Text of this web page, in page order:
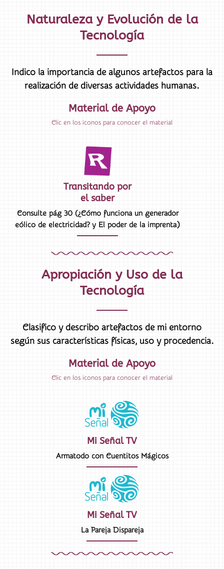
Naturaleza y Evolución de la
Tecnología
Indico la importancia de algunos artefactos para la
realización de diversas actividades humanas.
Material de Apoyo
Clic en los iconos para conocer el material
Transitando por
el saber
Consulte pág 30 (¿Cómo funciona un generador
eólico de electricidad? y El poder de la imprenta)
Apropiación y Uso de la
Tecnología
Clasifico y describo artefactos de mi entorno
según sus características físicas, uso y procedencia.
Material de Apoyo
Clic en los iconos para conocer el material
Mi Señal TV
Armatodo con Cuentitos Mágicos
Mi Señal TV
La Pareja Dispareja